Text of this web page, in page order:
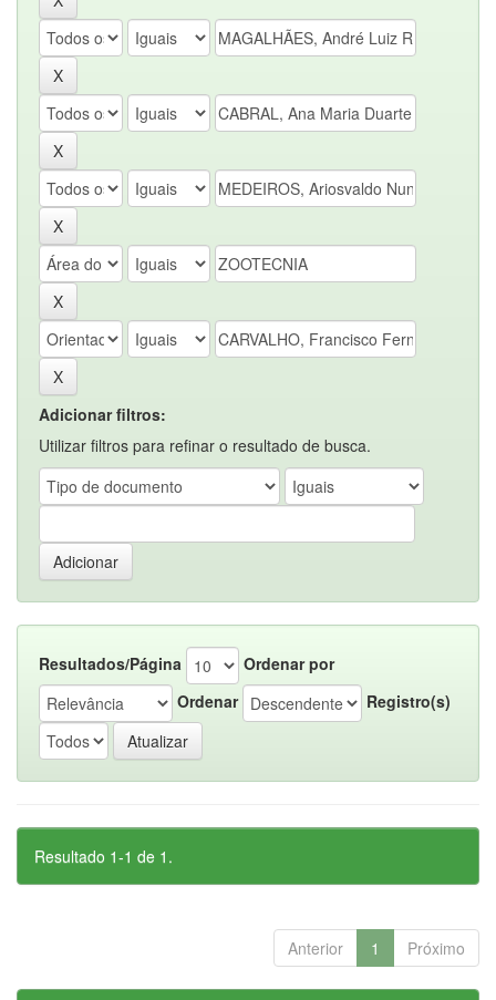
Adicionar filtros:
Utilizar filtros para refinar o resultado de busca.
Resultados/Página
Ordenar por
Ordenar
Registro(s)
Resultado 1-1 de 1.
Anterior 1 Próximo